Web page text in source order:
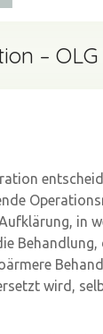
–
in
wird,